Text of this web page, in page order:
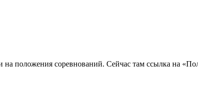
на положения соревнований. Сейчас там ссылка на